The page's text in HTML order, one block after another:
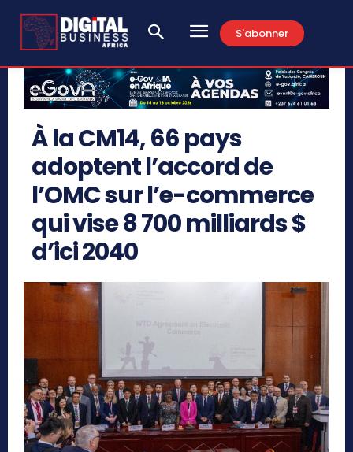
S'abonner
À la CM14, 66 pays
adoptent l’accord de
l’OMC sur l’e-commerce
qui vise 8 700 milliards $
d’ici 2040